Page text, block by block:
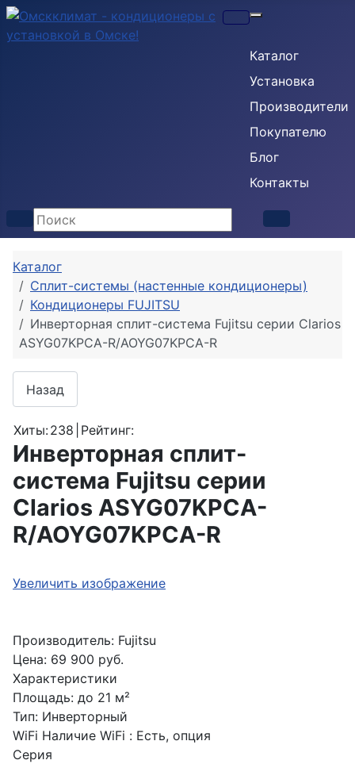
Каталог
Установка
Производители
Покупателю
Блог
Контакты
Каталог
Сплит-системы (настенные кондиционеры)
Кондиционеры FUJITSU
Инверторная сплит-система Fujitsu серии Clarios
ASYG07KPCA-R/AOYG07KPCA-R
Хиты:238 Рейтинг:
Инверторная сплит-
система Fujitsu серии
Clarios ASYG07KPCA-
R/AOYG07KPCA-R
Увеличить изображение
Производитель: Fujitsu
Цена: 69 900 руб.
Характеристики
Площадь: до 21 м²
Тип: Инверторный
WiFi Наличие WiFi : Есть, опция
Серия